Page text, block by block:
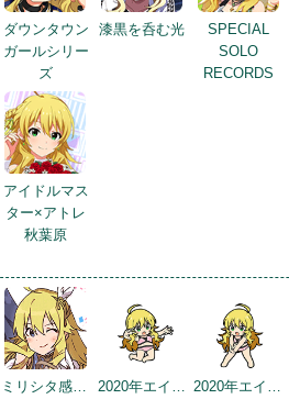
ダウンタウン
ガールシリー
ズ
漆黒を呑む光
SPECIAL
SOLO
RECORDS
アイドルマス
ター×アトレ
秋葉原
ミリシタ感謝祭2019～2020 2020年エイプリルフールネタ 2020年エイプリルフールネタ